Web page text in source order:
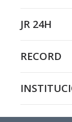
JR 24H
RECORD